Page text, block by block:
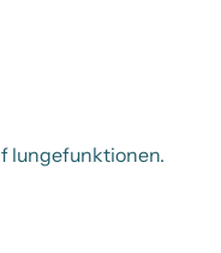
lungefunktionen.